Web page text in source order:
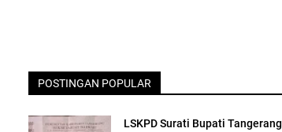
POSTINGAN POPULAR
LSKPD Surati Bupati Tangerang